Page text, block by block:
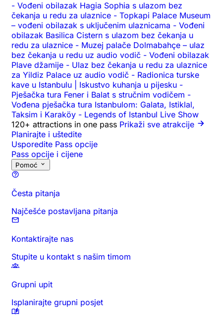
- Vođeni obilazak Hagia Sophia s ulazom bez
čekanja u redu za ulaznice - Topkapi Palace Museum
– vođeni obilazak s uključenim ulaznicama - Vođeni
obilazak Basilica Cistern s ulazom bez čekanja u
redu za ulaznice - Muzej palače Dolmabahçe – ulaz
bez čekanja u redu uz audio vodič - Vođeni obilazak
Plave džamije - Ulaz bez čekanja u redu za ulaznice
za Yildiz Palace uz audio vodič - Radionica turske
kave u Istanbulu | Iskustvo kuhanja u pijesku -
Pješačka tura Fener i Balat s stručnim vodičem -
Vođena pješačka tura Istanbulom: Galata, Istiklal,
Taksim i Karaköy - Legends of Istanbul Live Show
120+ attractions in one pass Prikaži sve atrakcije
Planirajte i uštedite
Usporedite Pass opcije
Pass opcije i cijene
Pomoć
Česta pitanja
Najčešće postavljana pitanja
Kontaktirajte nas
Stupite u kontakt s našim timom
Grupni upit
Isplanirajte grupni posjet